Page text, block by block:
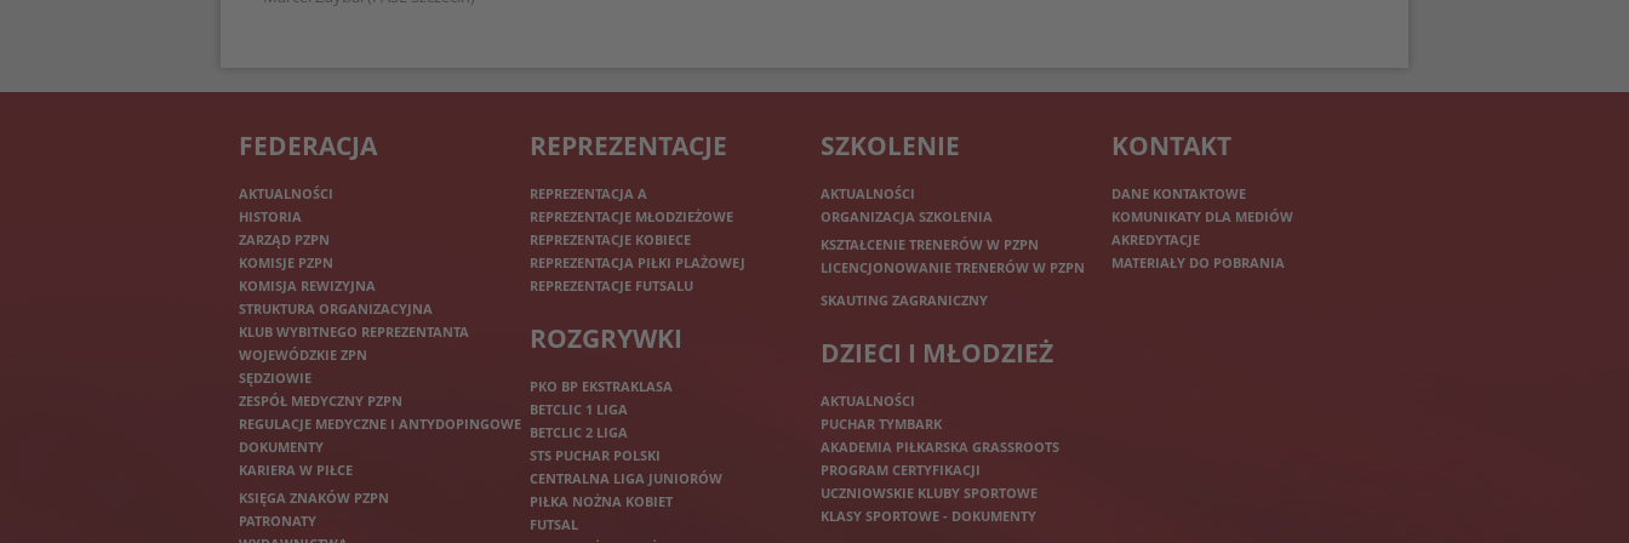
FEDERACJA
AKTUALNOŚCI
HISTORIA
ZARZĄD PZPN
KOMISJE PZPN
KOMISJA REWIZYJNA
STRUKTURA ORGANIZACYJNA
KLUB WYBITNEGO REPREZENTANTA
WOJEWÓDZKIE ZPN
SĘDZIOWIE
ZESPÓŁ MEDYCZNY PZPN
REGULACJE MEDYCZNE I ANTYDOPINGOWE
DOKUMENTY
KARIERA W PIŁCE
KSIĘGA ZNAKÓW PZPN
PATRONATY
REPREZENTACJE
REPREZENTACJA A
REPREZENTACJE MŁODZIEŻOWE
REPREZENTACJE KOBIECE
REPREZENTACJA PIŁKI PLAŻOWEJ
REPREZENTACJE FUTSALU
ROZGRYWKI
PKO BP EKSTRAKLASA
BETCLIC 1 LIGA
BETCLIC 2 LIGA
STS PUCHAR POLSKI
CENTRALNA LIGA JUNIORÓW
PIŁKA NOŻNA KOBIET
FUTSAL
SZKOLENIE
AKTUALNOŚCI
ORGANIZACJA SZKOLENIA
KSZTAŁCENIE TRENERÓW W PZPN
LICENCJONOWANIE TRENERÓW W PZPN
SKAUTING ZAGRANICZNY
DZIECI I MŁODZIEŻ
AKTUALNOŚCI
PUCHAR TYMBARK
AKADEMIA PIŁKARSKA GRASSROOTS
PROGRAM CERTYFIKACJI
UCZNIOWSKIE KLUBY SPORTOWE
KLASY SPORTOWE - DOKUMENTY
KONTAKT
DANE KONTAKTOWE
KOMUNIKATY DLA MEDIÓW
AKREDYTACJE
MATERIAŁY DO POBRANIA